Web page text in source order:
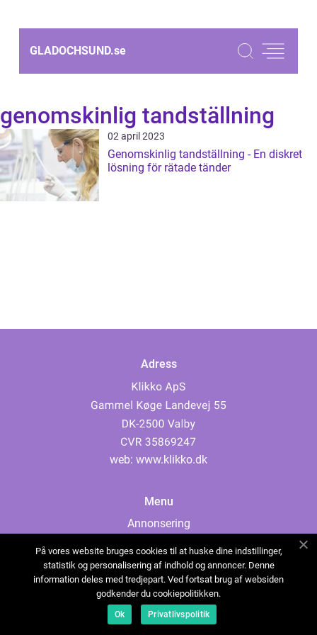
GLADOCHSUND.se
genomskinlig tandställning
02 april 2023
Genomskinlig tandställning - En diskret
lösning för rätade tänder
Adress
web: www.klikko.dk
Menu
Annonsering
Cookies
Kontakta oss
Sitemap
På vores website bruges cookies til at huske dine indstillinger,
statistik og personalisering af indhold og annoncer. Denne
information deles med tredjepart. Ved fortsat brug af websiden
godkender du cookiepolitikken.
Ok Privatlivspolitik